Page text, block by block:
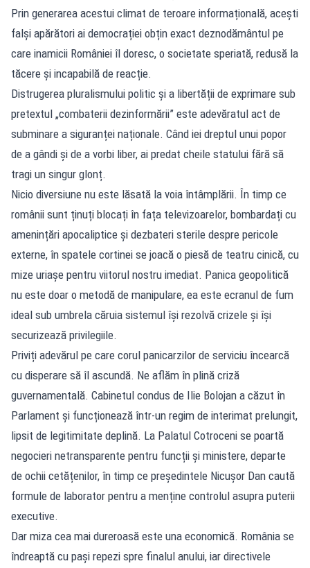
Prin generarea acestui climat de teroare informațională, acești
falși apărători ai democrației obțin exact deznodământul pe
care inamicii României îl doresc, o societate speriată, redusă la
tăcere și incapabilă de reacție.
Distrugerea pluralismului politic și a libertății de exprimare sub
pretextul „combaterii dezinformării” este adevăratul act de
subminare a siguranței naționale. Când iei dreptul unui popor
de a gândi și de a vorbi liber, ai predat cheile statului fără să
tragi un singur glonț.
Nicio diversiune nu este lăsată la voia întâmplării. În timp ce
românii sunt ținuți blocați în fața televizoarelor, bombardați cu
amenințări apocaliptice și dezbateri sterile despre pericole
externe, în spatele cortinei se joacă o piesă de teatru cinică, cu
mize uriașe pentru viitorul nostru imediat. Panica geopolitică
nu este doar o metodă de manipulare, ea este ecranul de fum
ideal sub umbrela căruia sistemul își rezolvă crizele și își
securizează privilegiile.
Priviți adevărul pe care corul panicarzilor de serviciu încearcă
cu disperare să îl ascundă. Ne aflăm în plină criză
guvernamentală. Cabinetul condus de Ilie Bolojan a căzut în
Parlament și funcționează într-un regim de interimat prelungit,
lipsit de legitimitate deplină. La Palatul Cotroceni se poartă
negocieri netransparente pentru funcții și ministere, departe
de ochii cetățenilor, în timp ce președintele Nicușor Dan caută
formule de laborator pentru a menține controlul asupra puterii
executive.
Dar miza cea mai dureroasă este una economică. România se
îndreaptă cu pași repezi spre finalul anului, iar directivele